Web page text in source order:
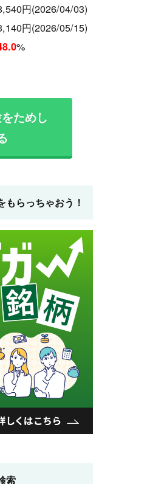
円(2026/04/03)
円(2026/05/15)
%
ためし
もらっちゃおう！
索